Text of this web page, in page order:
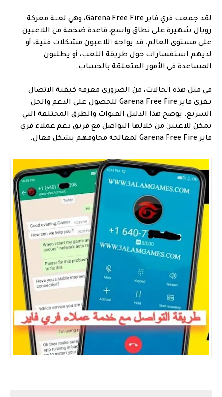
لقد جمعت فري فاير Garena Free Fire، وهي لعبة معركة
رويال شهيرة على نطاق واسع، قاعدة ضخمة من اللاعبين
على مستوى العالم. قد يواجه اللاعبون مشكلات فنية، أو
لديهم استفسارات حول طريقة اللعب، أو يطلبون
المساعدة في الأمور المتعلقة بالحساب.
في مثل هذه الحالات، من الضروري معرفة كيفية الاتصال
بـفري فاير Garena Free Fire للحصول على الدعم والحل
السريع. يوضح هذا الدليل القنوات والطرق المختلفة التي
يمكن للاعبين من خلالها التواصل مع فريق دعم عملاء فري
فاير Garena Free Fire لمعالجة مخاوفهم بشكل فعال.